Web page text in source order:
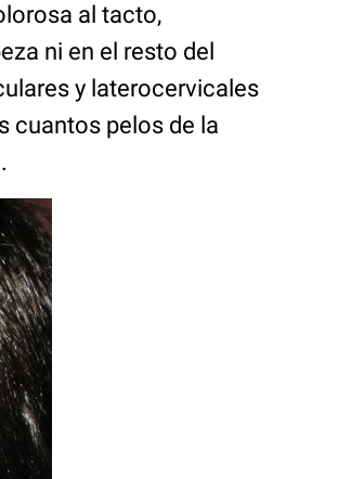
al tacto,
ni en el resto del
y laterocervicales
cuantos pelos de la